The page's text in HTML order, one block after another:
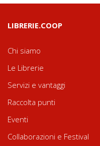
LIBRERIE.COOP
Chi siamo
Le Librerie
Servizi e vantaggi
Raccolta punti
Eventi
Collaborazioni e Festival